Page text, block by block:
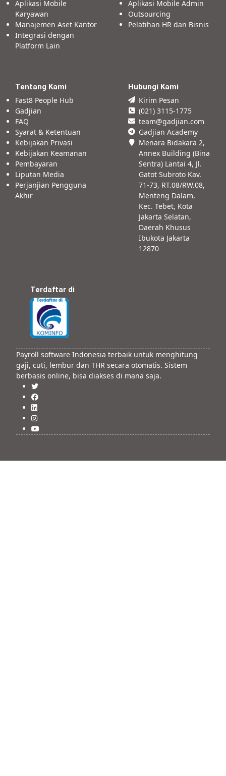
Aplikasi Mobile
Karyawan
Manajemen Aset Kantor
Integrasi dengan
Platform Lain
Aplikasi Mobile Admin
Outsourcing
Pelatihan HR dan Bisnis
Tentang Kami
Fast8 People Hub
Gadjian
FAQ
Syarat & Ketentuan
Kebijakan Privasi
Kebijakan Keamanan
Pembayaran
Liputan Media
Perjanjian Pengguna
Akhir
Hubungi Kami
Kirim Pesan
(021) 3115-1775
team@gadjian.com
Gadjian Academy
Menara Bidakara 2,
Annex Building (Bina
Sentra) Lantai 4, Jl.
Gatot Subroto Kav.
71-73, RT.08/RW.08,
Menteng Dalam,
Kec. Tebet, Kota
Jakarta Selatan,
Daerah Khusus
Ibukota Jakarta
12870
Terdaftar di
Payroll software Indonesia terbaik untuk menghitung
gaji, cuti, lembur dan THR secara otomatis. Sistem
berbasis online, bisa diakses di mana saja.